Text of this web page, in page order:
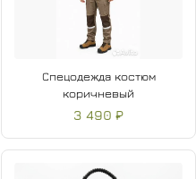
Спецодежда костюм
коричневый
3 490 ₽